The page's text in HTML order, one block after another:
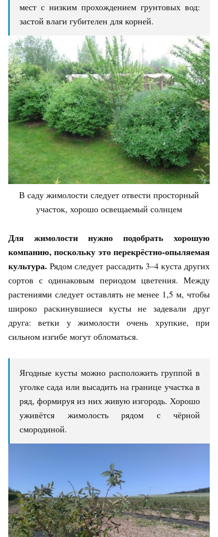
мест с низким прохождением грунтовых вод:
застой влаги губителен для корней.
В саду жимолости следует отвести просторный
участок, хорошо освещаемый солнцем
Для жимолости нужно подобрать хорошую
компанию, поскольку это перекрёстно-опыляемая
культура. Рядом следует рассадить 3–4 куста других
сортов с одинаковым периодом цветения. Между
растениями следует оставлять не менее 1,5 м, чтобы
широко раскинувшиеся кусты не задевали друг
друга: ветки у жимолости очень хрупкие, при
сильном изгибе могут обломаться.
Ягодные кусты можно расположить группой в
уголке сада или высадить на границе участка в
ряд, формируя из них живую изгородь. Хорошо
уживётся жимолость рядом с чёрной
смородиной.